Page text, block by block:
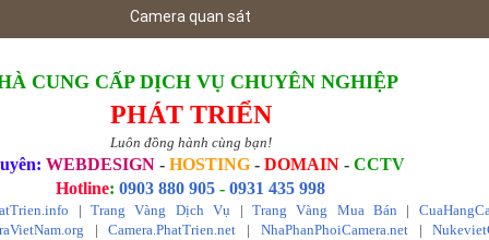
CUNG CẤP DỊCH VỤ CHUYÊN NGHIỆP
PHÁT TRIỂN
Luôn đồng hành cùng bạn!
WEBDESIGN - HOSTING - DOMAIN - CCTV
Hotline:0903 880 905 -0931 435 998
|Trang Vàng Dịch Vụ | Trang Vàng Mua Bán |
|Camera.PhatTrien.net | NhaPhanPhoiCamera.net|